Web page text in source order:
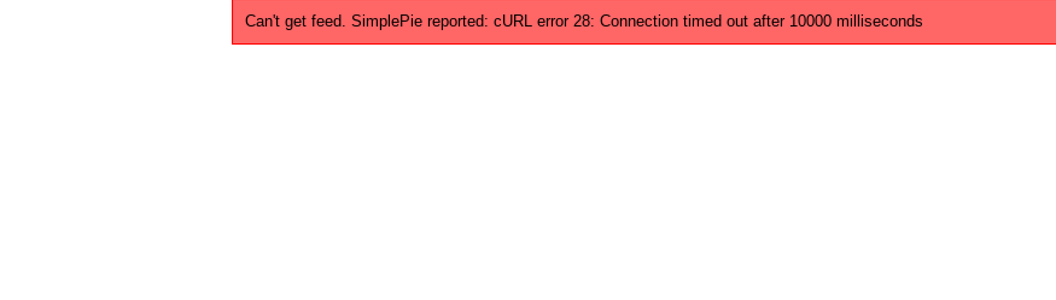
Can't get feed. SimplePie reported: cURL error 28: Connection timed out after 10000 milliseconds